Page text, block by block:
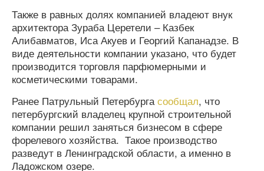
Также в равных долях компанией владеют внук
архитектора Зураба Церетели – Казбек
Алибавматов, Иса Акуев и Георгий Капанадзе. В
виде деятельности компании указано, что будет
производится торговля парфюмерными и
косметическими товарами.
Ранее Патрульный Петербургасообщал, что
петербургский владелец крупной строительной
компании решил заняться бизнесом в сфере
форелевого хозяйства. Такое производство
разведут в Ленинградской области, а именно в
Ладожском озере.